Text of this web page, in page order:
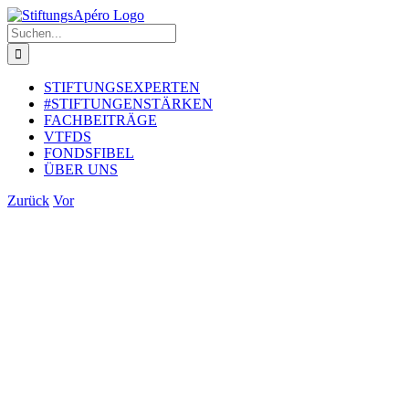
Zum
Inhalt
springen
Suche
nach:
STIFTUNGSEXPERTEN
#STIFTUNGENSTÄRKEN
FACHBEITRÄGE
VTFDS
FONDSFIBEL
ÜBER UNS
Zurück Vor